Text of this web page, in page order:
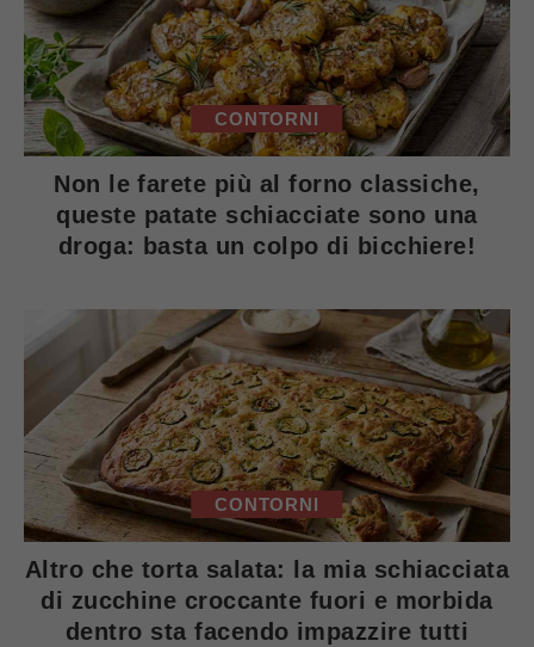
CONTORNI
Non le farete più al forno classiche,
queste patate schiacciate sono una
droga: basta un colpo di bicchiere!
CONTORNI
Altro che torta salata: la mia schiacciata
di zucchine croccante fuori e morbida
dentro sta facendo impazzire tutti